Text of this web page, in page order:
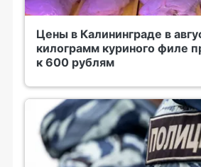
Цены в Калининграде в
килограмм куриного филе
к 600 рублям